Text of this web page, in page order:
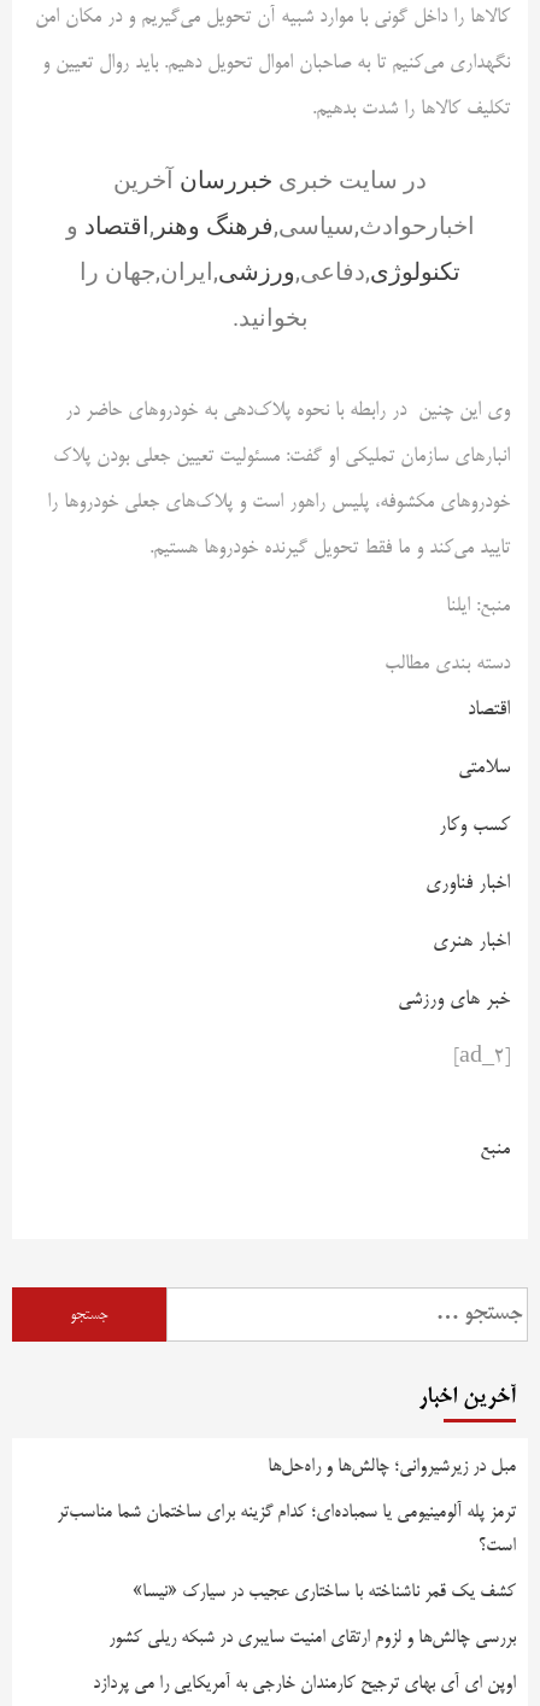
کالاها را داخل گونی با موارد شبیه آن تحویل می‌گیریم و در مکان امن
نگهداری می‌کنیم تا به صاحبان اموال تحویل دهیم. باید روال تعیین و
تکلیف کالاها را شدت بدهیم.
در سایت خبری خبررسان آخرین
اخبارحوادث,سیاسی,فرهنگ وهنر ,اقتصاد و
تکنولوژی,دفاعی,ورزشی,ایران,جهان را
بخوانید.
وی این چنین در رابطه با نحوه پلاک‌دهی به خودروهای حاضر در
انبارهای سازمان تملیکی او گفت: مسئولیت تعیین جعلی بودن پلاک
خودروهای مکشوفه، پلیس راهور است و پلاک‌های جعلی خودروها را
تایید می‌کند و ما فقط تحویل گیرنده خودروها هستیم.
منبع: ایلنا
دسته بندی مطالب
اقتصاد
سلامتی
کسب وکار
اخبار فناوری
اخبار هنری
خبر های ورزشی
منبع
آخرین اخبار
مبل در زیرشیروانی؛ چالش‌ها و راه‌حل‌ها
ترمز پله آلومینیومی یا سمباده‌ای؛ کدام گزینه برای ساختمان شما مناسب‌تر
است؟
کشف یک قمر ناشناخته با ساختاری عجیب در سیارک «نیسا»
بررسی چالش‌ها و لزوم ارتقای امنیت سایبری در شبکه ریلی کشور
اوپن ای آی بهای ترجیح کارمندان خارجی به آمریکایی را می پردازد